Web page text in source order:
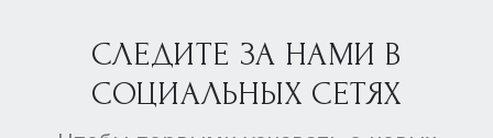
СЛЕДИТЕ ЗА НАМИ В
СОЦИАЛЬНЫХ СЕТЯХ